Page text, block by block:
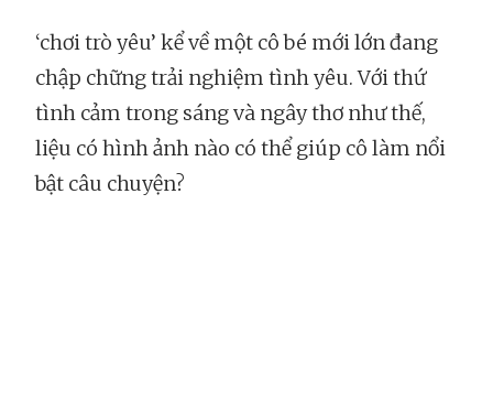
‘chơi trò yêu’ kể về một cô bé mới lớn đang
chập chững trải nghiệm tình yêu. Với thứ
tình cảm trong sáng và ngây thơ như thế,
liệu có hình ảnh nào có thể giúp cô làm nổi
bật câu chuyện?